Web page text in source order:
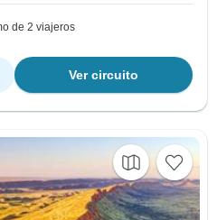
de 2 viajeros
Ver circuito